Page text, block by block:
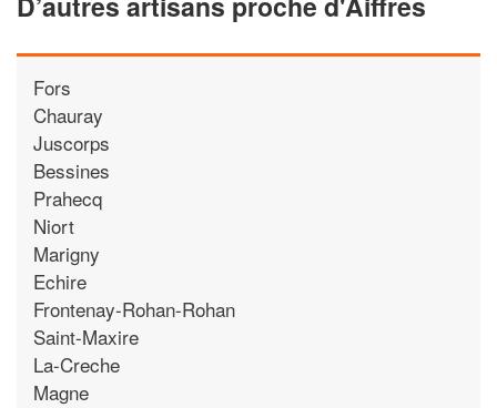
Fors
Chauray
Juscorps
Bessines
Prahecq
Niort
Marigny
Echire
Frontenay-Rohan-Rohan
Saint-Maxire
La-Creche
Magne